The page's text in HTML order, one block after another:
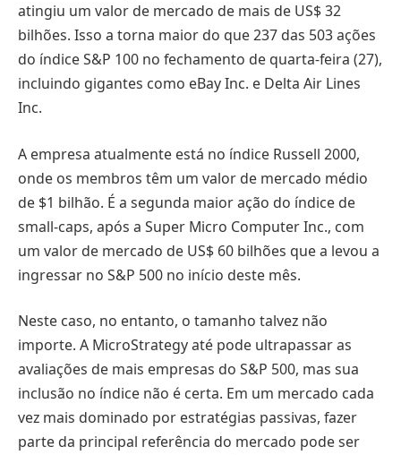
atingiu um valor de mercado de mais de US$ 32
bilhões. Isso a torna maior do que 237 das 503 ações
do índice S&P 100 no fechamento de quarta-feira (27),
incluindo gigantes como eBay Inc. e Delta Air Lines
Inc.
A empresa atualmente está no índice Russell 2000,
onde os membros têm um valor de mercado médio
de $1 bilhão. É a segunda maior ação do índice de
small-caps, após a Super Micro Computer Inc., com
um valor de mercado de US$ 60 bilhões que a levou a
ingressar no S&P 500 no início deste mês.
Neste caso, no entanto, o tamanho talvez não
importe. A MicroStrategy até pode ultrapassar as
avaliações de mais empresas do S&P 500, mas sua
inclusão no índice não é certa. Em um mercado cada
vez mais dominado por estratégias passivas, fazer
parte da principal referência do mercado pode ser